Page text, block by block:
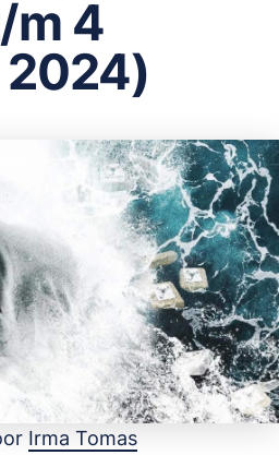
OPSLAAN
m 4
Irma Tomas